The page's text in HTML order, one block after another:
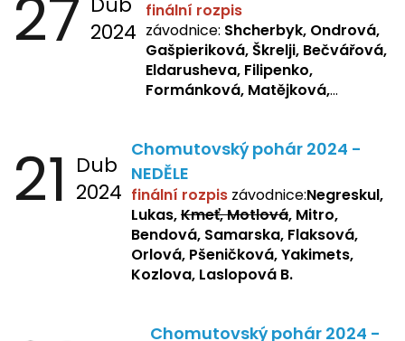
27 2024
finální rozpis
závodnice: Shcherbyk, Ondrová,
Gašpieriková, Škrelji, Bečvářová,
Eldarusheva, Filipenko,
Formánková, Matějková,
Sochorová, Repetska, Lukas,
Negreskul, Mitro
21 Dub
2024
Chomutovský pohár 2024 -
NEDĚLE
finální rozpis závodnice:Negreskul,
Lukas,Kmeť, Motlová, Mitro,
Bendová, Samarska, Flaksová,
Orlová, Pšeničková, Yakimets,
Kozlova, Laslopová B.
Chomutovský pohár 2024 -